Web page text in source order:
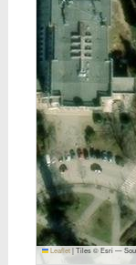
Leaflet |Tiles © Esri —